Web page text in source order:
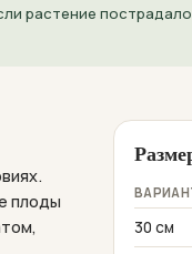
растение
плоды
30 см